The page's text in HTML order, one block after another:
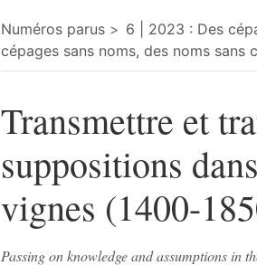
Numéros parus 6 | 2023 : Des
cépages sans noms, des noms sans
Transmettre et
suppositions
vignes (1400-
Passing on knowledge and assumptions in